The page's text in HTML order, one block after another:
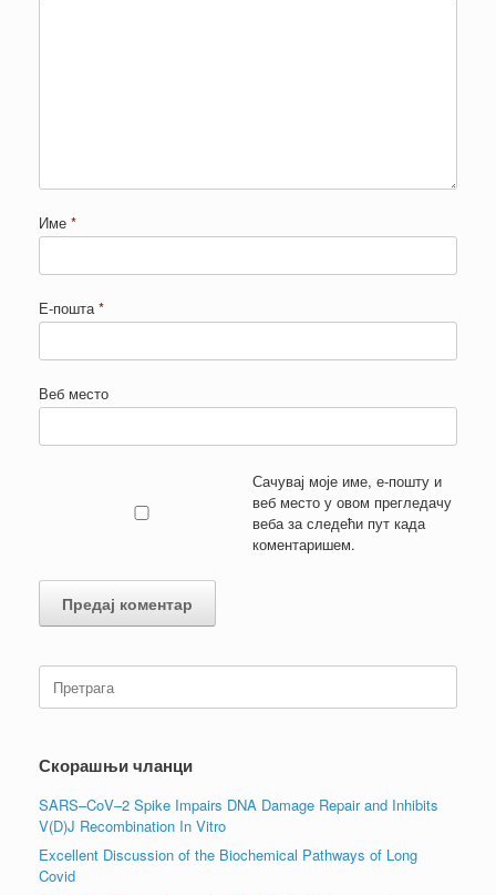
Име *
Е-пошта *
Веб место
Сачувај моје име, е-пошту и
веб место у овом прегледачу
веба за следећи пут када
коментаришем.
Претрага:
Скорашњи чланци
SARS–CoV–2 Spike Impairs DNA Damage Repair and Inhibits
V(D)J Recombination In Vitro
Excellent Discussion of the Biochemical Pathways of Long
Covid